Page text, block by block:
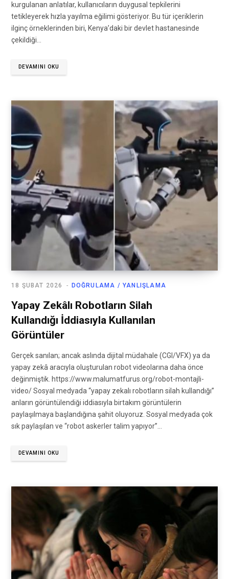
kurgulanan anlatılar, kullanıcıların duygusal tepkilerini
tetikleyerek hızla yayılma eğilimi gösteriyor. Bu tür içeriklerin
ilginç örneklerinden biri, Kenya’daki bir devlet hastanesinde
çekildiği…
DEVAMINI OKU
DOĞRULAMA / YANLIŞLAMA
18 ŞUBAT 2026
Yapay Zekâlı Robotların Silah
Kullandığı İddiasıyla Kullanılan
Görüntüler
Gerçek sanılan; ancak aslında dijital müdahale (CGI/VFX) ya da
yapay zekâ aracıyla oluşturulan robot videolarına daha önce
değinmiştik. https://www.malumatfurus.org/robot-montajli-
video/ Sosyal medyada “yapay zekalı robotların silah kullandığı”
anların görüntülendiği iddiasıyla birtakım görüntülerin
paylaşılmaya başlandığına şahit oluyoruz. Sosyal medyada çok
sık paylaşılan ve “robot askerler talim yapıyor”…
DEVAMINI OKU